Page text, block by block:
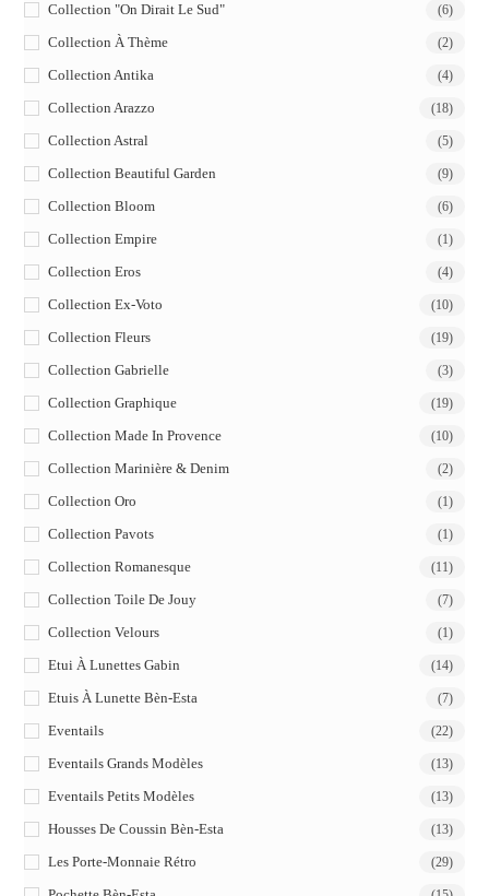
Collection "On Dirait Le Sud" (6)
Collection À Thème (2)
Collection Antika (4)
Collection Arazzo (18)
Collection Astral (5)
Collection Beautiful Garden (9)
Collection Bloom (6)
Collection Empire (1)
Collection Eros (4)
Collection Ex-Voto (10)
Collection Fleurs (19)
Collection Gabrielle (3)
Collection Graphique (19)
Collection Made In Provence (10)
Collection Marinière & Denim (2)
Collection Oro (1)
Collection Pavots (1)
Collection Romanesque (11)
Collection Toile De Jouy (7)
Collection Velours (1)
Etui À Lunettes Gabin (14)
Etuis À Lunette Bèn-Esta (7)
Eventails (22)
Eventails Grands Modèles (13)
Eventails Petits Modèles (13)
Housses De Coussin Bèn-Esta (13)
Les Porte-Monnaie Rétro (29)